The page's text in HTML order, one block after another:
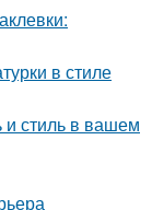
в стиле
и стиль в вашем